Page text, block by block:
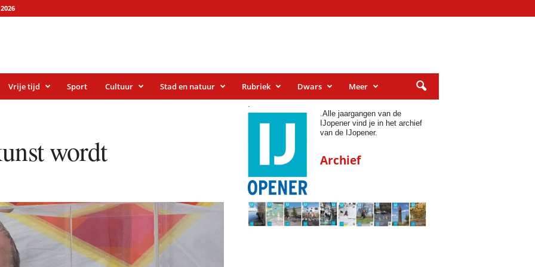
Vrije tijd Sport Cultuur Stad en natuur Rubriek Dwars Meer
wordt
.
.Alle jaargangen van de
IJopener vind je in het archief
van de IJopener.
Archief